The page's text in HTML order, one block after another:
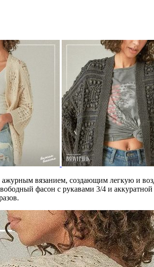
вязанием, создающим легкую и
фасон с рукавами 3/4 и